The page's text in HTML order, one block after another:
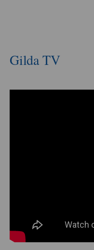
Gilda TV